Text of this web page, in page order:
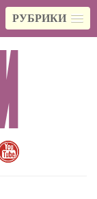
РУБРИКИ